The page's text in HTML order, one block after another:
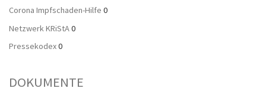
Corona Impfschaden-Hilfe 0
Netzwerk KRiStA0
Pressekodex0
DOKUMENTE